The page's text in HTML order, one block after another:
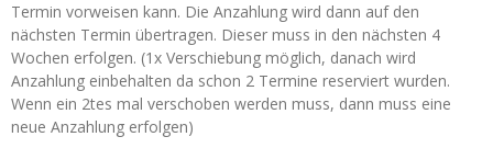
Termin vorweisen kann. Die Anzahlung wird dann auf den
nächsten Termin übertragen. Dieser muss in den nächsten 4
Wochen erfolgen. (1x Verschiebung möglich, danach wird
Anzahlung einbehalten da schon 2 Termine reserviert wurden.
Wenn ein 2tes mal verschoben werden muss, dann muss eine
neue Anzahlung erfolgen)